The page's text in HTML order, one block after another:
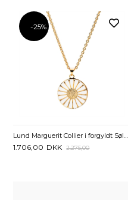
-25%
Lund Marguerit Collier i forgyldt Sølv med Medaljon - 45 og 48 cm
1.706,00 DKK 2.275,00